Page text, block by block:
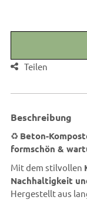
Teilen
Beschreibung
♻️ Beton-
formschön &
Mit dem stilvollen
Nachhaltigkeit
Hergestellt aus